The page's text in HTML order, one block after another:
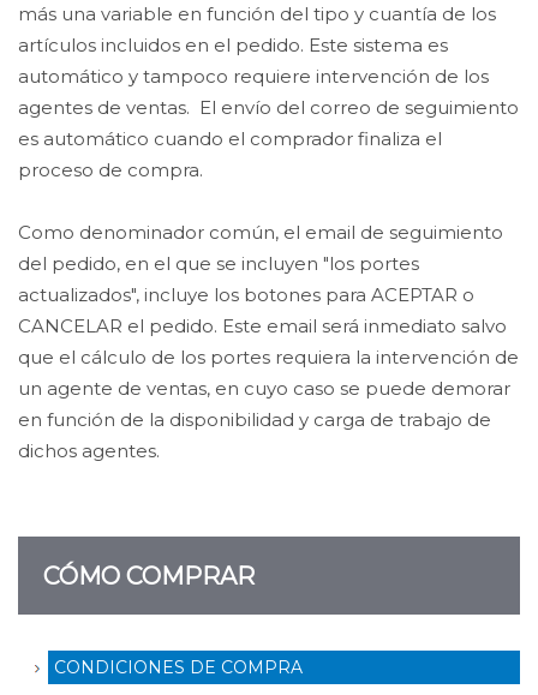
más una variable en función del tipo y cuantía de los
artículos incluidos en el pedido. Este sistema es
automático y tampoco requiere intervención de los
agentes de ventas. El envío del correo de seguimiento
es automático cuando el comprador finaliza el
proceso de compra.
Como denominador común, el email de seguimiento
del pedido, en el que se incluyen "los portes
actualizados", incluye los botones para ACEPTAR o
CANCELAR el pedido. Este email será inmediato salvo
que el cálculo de los portes requiera la intervención de
un agente de ventas, en cuyo caso se puede demorar
en función de la disponibilidad y carga de trabajo de
dichos agentes.
CÓMO COMPRAR
CONDICIONES DE COMPRA